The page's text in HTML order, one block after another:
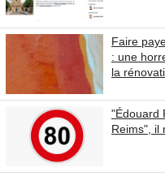
Faire
: une
la
"Édouard
Reims", il